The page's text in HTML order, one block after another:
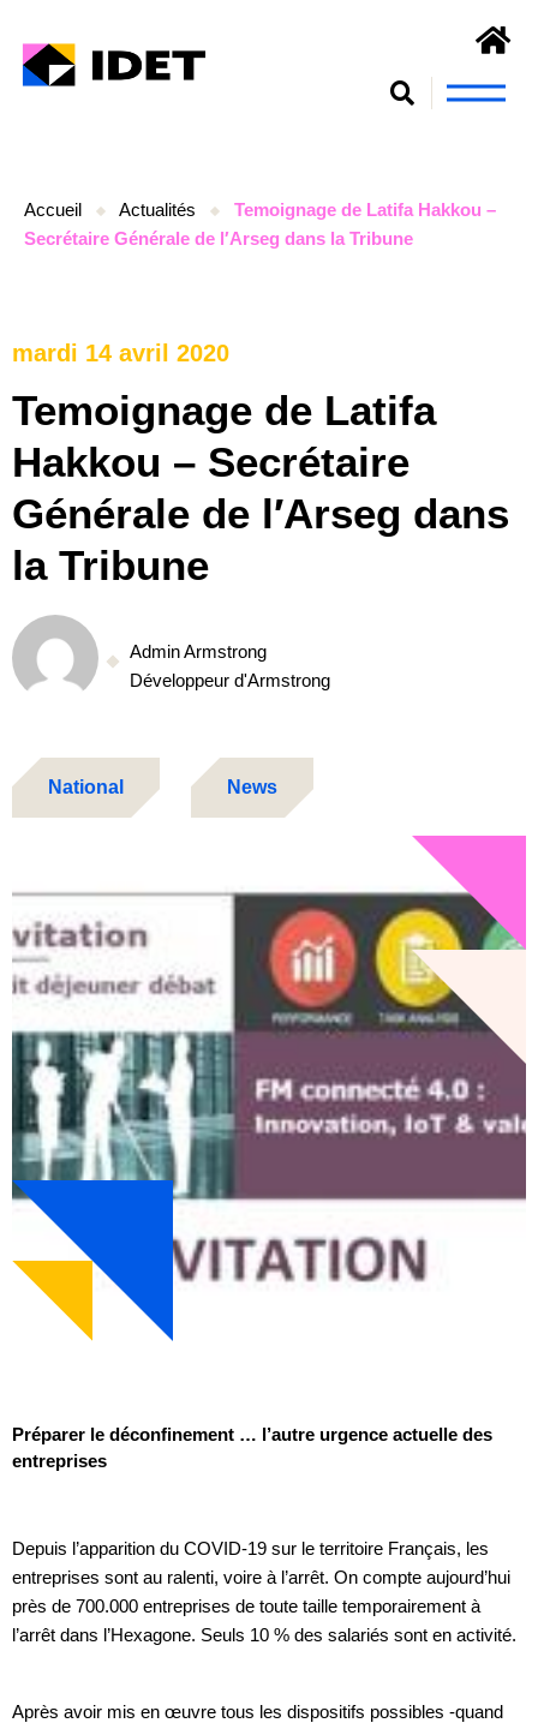
Accueil Actualités
Temoignage de Latifa Hakkou –
Secrétaire Générale de l′Arseg dans la Tribune
mardi 14 avril 2020
Temoignage de Latifa
Hakkou – Secrétaire
Générale de l′Arseg dans
la Tribune
Admin Armstrong
Développeur d'Armstrong
Préparer le déconfinement … l’autre urgence actuelle des
entreprises
Depuis l’apparition du COVID-19 sur le territoire Français, les
entreprises sont au ralenti, voire à l’arrêt. On compte aujourd’hui
près de 700.000 entreprises de toute taille temporairement à
l’arrêt dans l’Hexagone. Seuls 10 % des salariés sont en activité.
Après avoir mis en œuvre tous les dispositifs possibles -quand